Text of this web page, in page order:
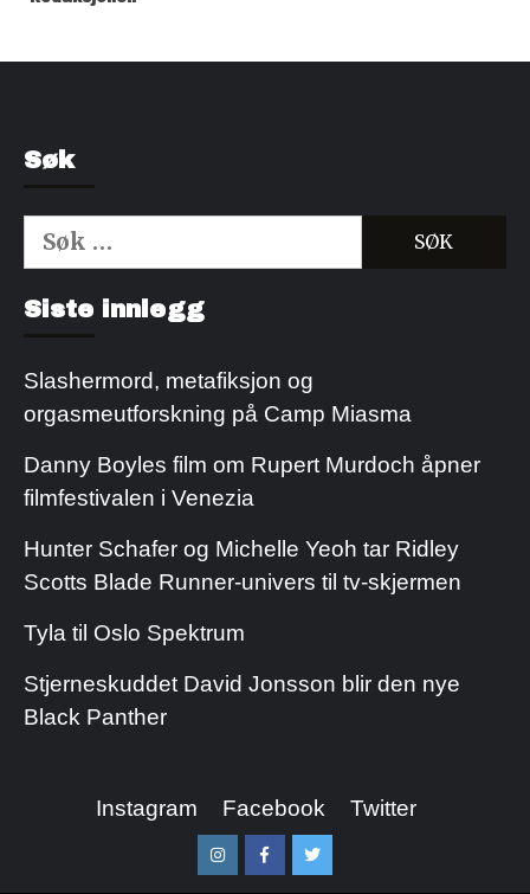
Søk
Søk
etter:
Siste innlegg
Slashermord, metafiksjon og
orgasmeutforskning på Camp Miasma
Danny Boyles film om Rupert Murdoch åpner
filmfestivalen i Venezia
Hunter Schafer og Michelle Yeoh tar Ridley
Scotts Blade Runner-univers til tv-skjermen
Tyla til Oslo Spektrum
Stjerneskuddet David Jonsson blir den nye
Black Panther
Instagram Facebook Twitter
InstagramFacebookTwitter